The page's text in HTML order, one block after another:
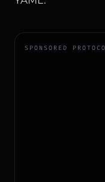
SPONSORED